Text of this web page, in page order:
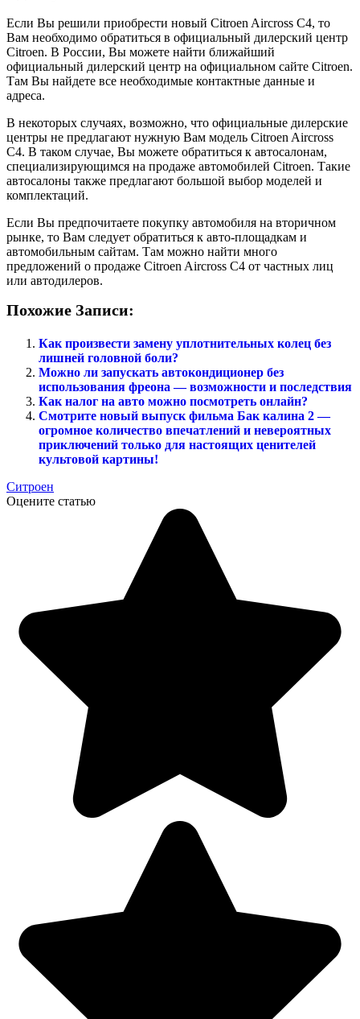
Если Вы решили приобрести новый Citroen Aircross C4, то
Вам необходимо обратиться в официальный дилерский центр
Citroen. В России, Вы можете найти ближайший
официальный дилерский центр на официальном сайте Citroen.
Там Вы найдете все необходимые контактные данные и
адреса.
В некоторых случаях, возможно, что официальные дилерские
центры не предлагают нужную Вам модель Citroen Aircross
C4. В таком случае, Вы можете обратиться к автосалонам,
специализирующимся на продаже автомобилей Citroen. Такие
автосалоны также предлагают большой выбор моделей и
комплектаций.
Если Вы предпочитаете покупку автомобиля на вторичном
рынке, то Вам следует обратиться к авто-площадкам и
автомобильным сайтам. Там можно найти много
предложений о продаже Citroen Aircross C4 от частных лиц
или автодилеров.
Похожие Записи:
Как произвести замену уплотнительных колец без
лишней головной боли?
Можно ли запускать автокондиционер без
использования фреона — возможности и последствия
Как налог на авто можно посмотреть онлайн?
Смотрите новый выпуск фильма Бак калина 2 —
огромное количество впечатлений и невероятных
приключений только для настоящих ценителей
культовой картины!
Ситроен
Оцените статью